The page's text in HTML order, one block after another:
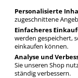
Startseite »
Toner Original schwarz
Personalisierte
zugeschnittene
Einfacheres
werden gespeichert,
einkaufen können.
Analyse und
Sie unseren Shop
ständig verbessern.